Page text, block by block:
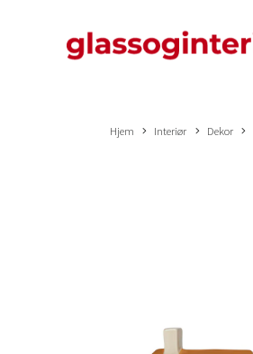
Hjem Interiør Dekor